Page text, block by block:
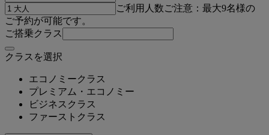
ご利用人数ご注意：最大9名様の
ご予約が可能です。
ご搭乗クラス
クラスを選択
エコノミークラス
プレミアム・エコノミー
ビジネスクラス
ファーストクラス